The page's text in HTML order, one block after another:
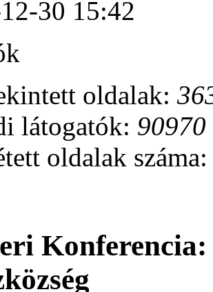
30 15:42
oldalak:
látogatók: 90970
oldalak